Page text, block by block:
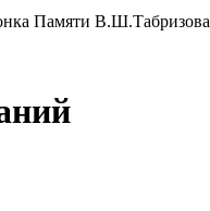
Памяти В.Ш.Табризова